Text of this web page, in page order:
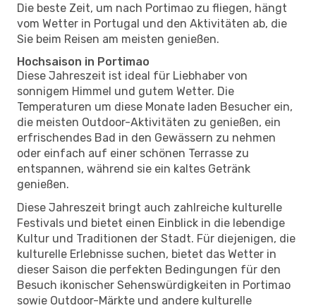
Die beste Zeit, um nach Portimao zu fliegen, hängt
vom Wetter in Portugal und den Aktivitäten ab, die
Sie beim Reisen am meisten genießen.
Hochsaison in Portimao
Diese Jahreszeit ist ideal für Liebhaber von
sonnigem Himmel und gutem Wetter. Die
Temperaturen um diese Monate laden Besucher ein,
die meisten Outdoor-Aktivitäten zu genießen, ein
erfrischendes Bad in den Gewässern zu nehmen
oder einfach auf einer schönen Terrasse zu
entspannen, während sie ein kaltes Getränk
genießen.
Diese Jahreszeit bringt auch zahlreiche kulturelle
Festivals und bietet einen Einblick in die lebendige
Kultur und Traditionen der Stadt. Für diejenigen, die
kulturelle Erlebnisse suchen, bietet das Wetter in
dieser Saison die perfekten Bedingungen für den
Besuch ikonischer Sehenswürdigkeiten in Portimao
sowie Outdoor-Märkte und andere kulturelle